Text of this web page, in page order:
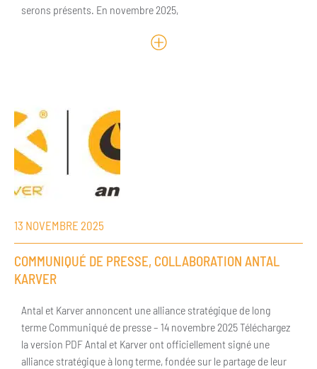
serons présents. En novembre 2025,
13 NOVEMBRE 2025
COMMUNIQUÉ DE PRESSE, COLLABORATION ANTAL
KARVER
Antal et Karver annoncent une alliance stratégique de long
terme Communiqué de presse – 14 novembre 2025 Téléchargez
la version PDF Antal et Karver ont officiellement signé une
alliance stratégique à long terme, fondée sur le partage de leur